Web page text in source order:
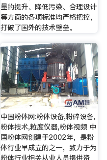
量的提升、降低污染、合理设计
等方面的各项标准均严格把控，
打破了国外的技术壁垒。
中国粉体网:粉体设备,粉碎设备,
粉体技术,粒度仪器,粉体视频 中
国粉体网创建于2002年，是粉
体行业早成立的之一，致力于为
粉体行业相关从业人员提供资